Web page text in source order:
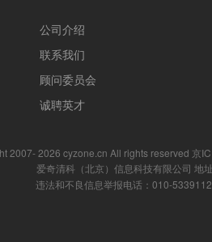
公司介绍
联系我们
顾问委员会
诚聘英才
2007- 2026 cyzone.cn All rights reserved 京
爱奇清科（北京）信息科技有限公司 地
违法和不良信息举报电话：010-